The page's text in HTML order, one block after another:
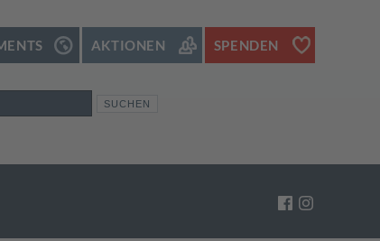
AKTIONEN
SPENDEN